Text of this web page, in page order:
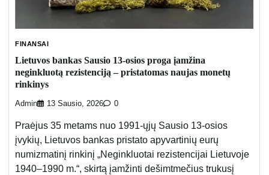
FINANSAI
Lietuvos bankas Sausio 13-osios proga įamžina
neginkluotą rezistenciją – pristatomas naujas monetų
rinkinys
Admin 13 Sausio, 2026 0
Praėjus 35 metams nuo 1991-ųjų Sausio 13-osios
įvykių, Lietuvos bankas pristato apyvartinių eurų
numizmatinį rinkinį „Neginkluotai rezistencijai Lietuvoje
1940–1990 m.“, skirtą įamžinti dešimtmečius trukusį